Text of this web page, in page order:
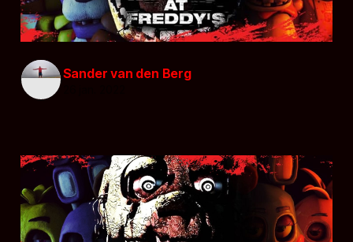
Sander van den Berg